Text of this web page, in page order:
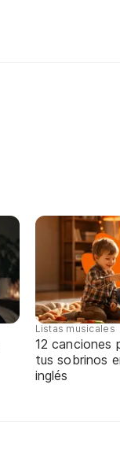
Listas musicales
12 canciones
tus sobrinos
inglés